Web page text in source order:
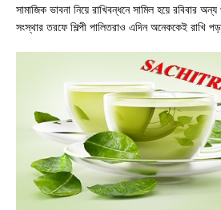
সামাজিক ভাবনা নিয়ে রাখিবন্ধনে সামিল হয়ে রবিবার
সংস্থার তরফে শিল্পী পালিতরাও এদিন অনেককেই রাখি